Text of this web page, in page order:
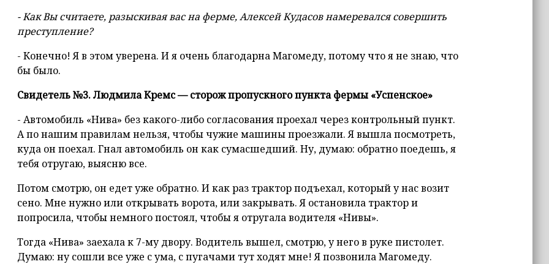
- Как Вы считаете, разыскивая вас на ферме, Алексей Кудасов намеревался совершить
преступление?
- Конечно! Я в этом уверена. И я очень благодарна Магомеду, потому что я не знаю, что
бы было.
Свидетель №3. Людмила Кремс — сторож пропускного пункта фермы «Успенское»
- Автомобиль «Нива» без какого-либо согласования проехал через контрольный пункт.
А по нашим правилам нельзя, чтобы чужие машины проезжали. Я вышла посмотреть,
куда он поехал. Гнал автомобиль он как сумасшедший. Ну, думаю: обратно поедешь, я
тебя отругаю, выясню все.
Потом смотрю, он едет уже обратно. И как раз трактор подъехал, который у нас возит
сено. Мне нужно или открывать ворота, или закрывать. Я остановила трактор и
попросила, чтобы немного постоял, чтобы я отругала водителя «Нивы».
Тогда «Нива» заехала к 7-му двору. Водитель вышел, смотрю, у него в руке пистолет.
Думаю: ну сошли все уже с ума, с пугачами тут ходят мне! Я позвонила Магомеду.